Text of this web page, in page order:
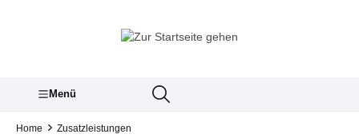
Menü
Home Zusatzleistungen